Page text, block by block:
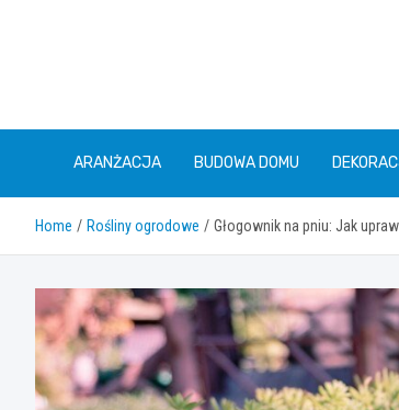
ARANŻACJA BUDOWA DOMU
Home Rośliny ogrodowe Głogownik na pniu: Jak